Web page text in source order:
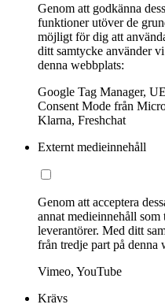
Genom att godkänna
funktioner utöver de
möjligt för dig att
ditt samtycke använder
denna webbplats:
Google Tag Manager,
Consent Mode från
Klarna, Freshchat
Externt medieinnehåll
Genom att acceptera
annat medieinnehåll
leverantörer. Med ditt
från tredje part på denna
Vimeo, YouTube
Krävs